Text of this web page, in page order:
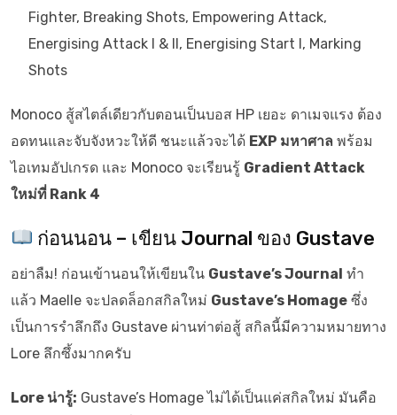
Fighter, Breaking Shots, Empowering Attack,
Energising Attack I & II, Energising Start I, Marking
Shots
Monoco สู้สไตล์เดียวกับตอนเป็นบอส HP เยอะ ดาเมจแรง ต้อง
อดทนและจับจังหวะให้ดี ชนะแล้วจะได้ EXP มหาศาล พร้อม
ไอเทมอัปเกรด และ Monoco จะเรียนรู้ Gradient Attack
ใหม่ที่ Rank 4
ก่อนนอน – เขียน Journal ของ Gustave
อย่าลืม! ก่อนเข้านอนให้เขียนใน Gustave’s Journal ทำ
แล้ว Maelle จะปลดล็อกสกิลใหม่ Gustave’s Homage ซึ่ง
เป็นการรำลึกถึง Gustave ผ่านท่าต่อสู้ สกิลนี้มีความหมายทาง
Lore ลึกซึ้งมากครับ
Lore น่ารู้: Gustave’s Homage ไม่ได้เป็นแค่สกิลใหม่ มันคือ